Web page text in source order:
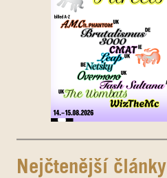
Nejčtenější články